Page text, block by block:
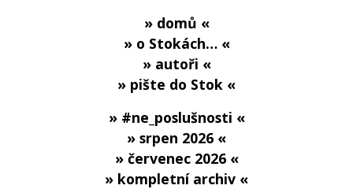
» domů «
» o Stokách… «
» autoři «
» pište do Stok «
» #ne_poslušnosti «
» srpen 2026 «
» červenec 2026 «
» kompletní archiv «